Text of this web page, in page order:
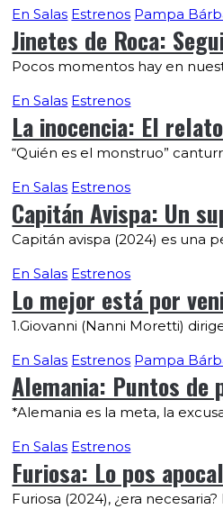
En Salas Estrenos Pampa
Jinetes de Roca:
Pocos momentos hay en
En Salas Estrenos
La inocencia: El
“Quién es el monstruo”
En Salas Estrenos
Capitán Avispa: Un
Capitán avispa (2024) es una
En Salas Estrenos
Lo mejor está por
1.Giovanni (Nanni Moretti)
En Salas Estrenos Pampa
Alemania: Puntos de
*Alemania es la meta, la
En Salas Estrenos
Furiosa: Lo pos
Furiosa (2024), ¿era